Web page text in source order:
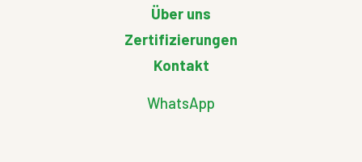
Über uns
Zertifizierungen
Kontakt
WhatsApp